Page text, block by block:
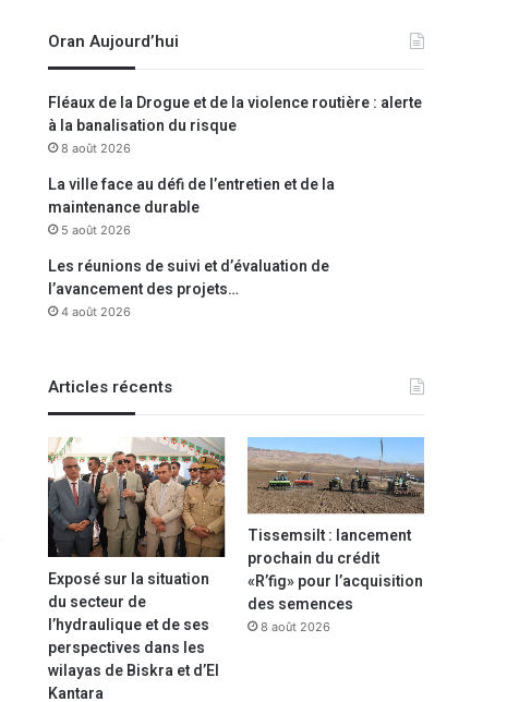
Oran Aujourd’hui
Fléaux de la Drogue et de la violence routière : alerte
à la banalisation du risque
8 août 2026
La ville face au défi de l’entretien et de la
maintenance durable
5 août 2026
Les réunions de suivi et d’évaluation de
l’avancement des projets…
4 août 2026
Articles récents
Exposé sur la situation
du secteur de
l’hydraulique et de ses
perspectives dans les
wilayas de Biskra et d’El
Kantara
Tissemsilt : lancement
prochain du crédit
«R’fig» pour l’acquisition
des semences
8 août 2026